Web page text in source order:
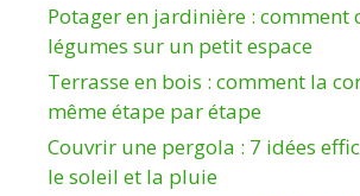
Potager en jardinière : comment
légumes sur un petit espace
Terrasse en bois : comment la
même étape par étape
Couvrir une pergola : 7 idées
le soleil et la pluie